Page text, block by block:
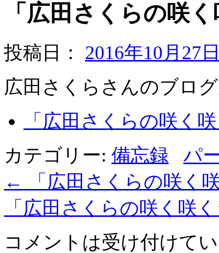
「広田さくらの咲
投稿日：
2016年10月27
広田さくらさんのブロ
「広田さくらの咲く
カテゴリー: 備忘録
パ
←
「広田さくらの咲く
「広田さくらの咲く咲
コメントは受け付けて